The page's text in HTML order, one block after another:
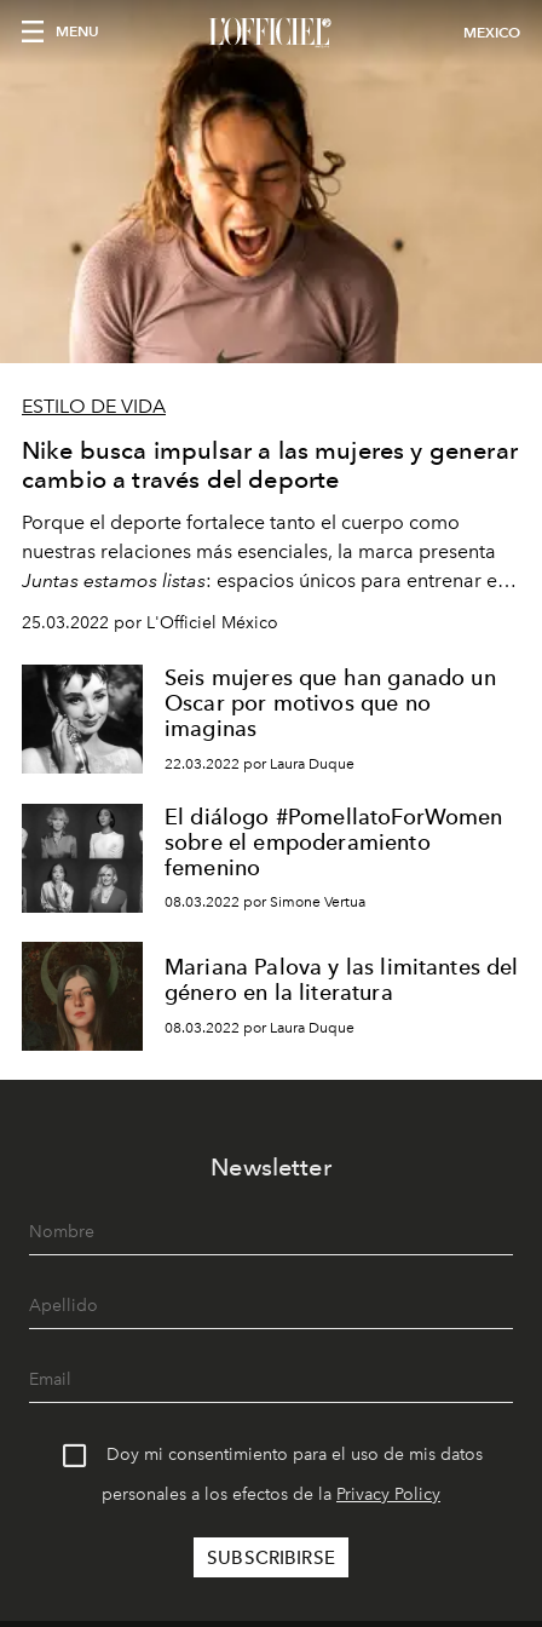
MENU MEXICO
ESTILO DE VIDA
Nike busca impulsar a las mujeres y generar
cambio a través del deporte
Porque el deporte fortalece tanto el cuerpo como
nuestras relaciones más esenciales, la marca presenta
Juntas estamos listas: espacios únicos para entrenar en
25.03.2022 por L'Officiel México
Seis mujeres que han ganado un
Oscar por motivos que no
imaginas
22.03.2022 por Laura Duque
El diálogo #PomellatoForWomen
sobre el empoderamiento
femenino
08.03.2022 por Simone Vertua
Mariana Palova y las limitantes del
género en la literatura
08.03.2022 por Laura Duque
Newsletter
Doy mi consentimiento para el uso de mis datos
personales a los efectos de la Privacy Policy